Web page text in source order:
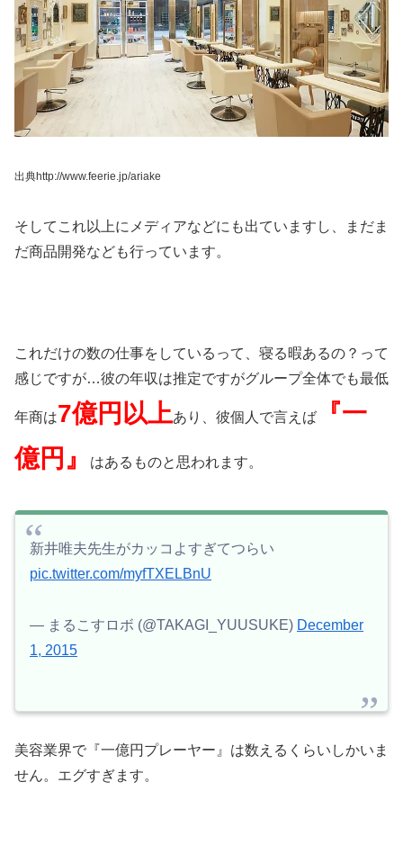
出典http://www.feerie.jp/ariake
そしてこれ以上にメディアなどにも出ていますし、まだま
だ商品開発なども行っています。
これだけの数の仕事をしているって、寝る暇あるの？って
感じですが…彼の年収は推定ですがグループ全体でも最低
年商は7億円以上あり、彼個人で言えば
『一
億円』
はあるものと思われます。
新井唯夫先生がカッコよすぎてつらい
pic.twitter.com/myfTXELBnU
— まるこすロボ (@TAKAGI_YUUSUKE) December
1, 2015
美容業界で『一億円プレーヤー』は数えるくらいしかいま
せん。エグすぎます。